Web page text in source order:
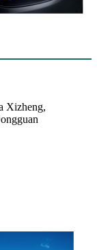
Xizheng,